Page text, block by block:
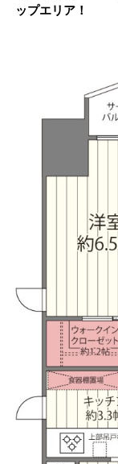
ップエリア！